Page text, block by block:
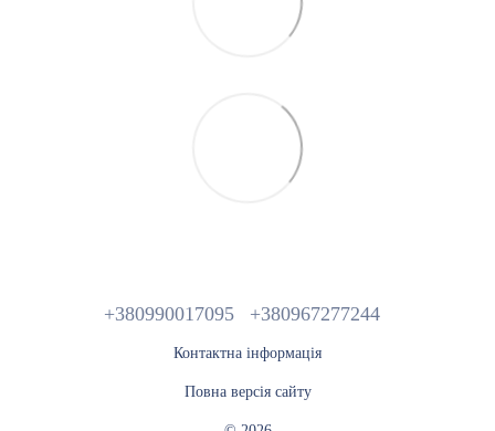
+380990017095 +380967277244
Контактна інформація
Повна версія сайту